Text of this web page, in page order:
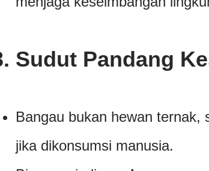
Sudut Pandang
Bangau bukan hewan ternak,
jika dikonsumsi manusia.